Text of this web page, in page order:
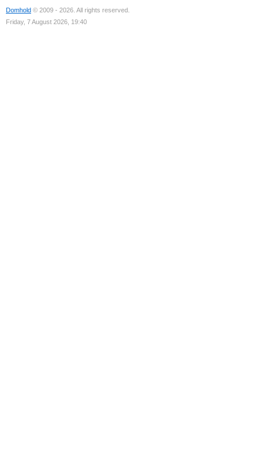
Domhold © 2009 - 2026. All rights reserved.
Friday, 7 August 2026, 19:40